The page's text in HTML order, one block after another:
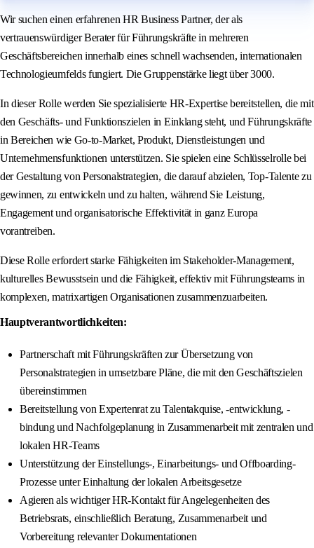
Wir suchen einen erfahrenen HR Business Partner, der als
vertrauenswürdiger Berater für Führungskräfte in mehreren
Geschäftsbereichen innerhalb eines schnell wachsenden, internationalen
Technologieumfelds fungiert. Die Gruppenstärke liegt über 3000.
In dieser Rolle werden Sie spezialisierte HR-Expertise bereitstellen, die mit
den Geschäfts- und Funktionszielen in Einklang steht, und Führungskräfte
in Bereichen wie Go-to-Market, Produkt, Dienstleistungen und
Unternehmensfunktionen unterstützen. Sie spielen eine Schlüsselrolle bei
der Gestaltung von Personalstrategien, die darauf abzielen, Top-Talente zu
gewinnen, zu entwickeln und zu halten, während Sie Leistung,
Engagement und organisatorische Effektivität in ganz Europa
vorantreiben.
Diese Rolle erfordert starke Fähigkeiten im Stakeholder-Management,
kulturelles Bewusstsein und die Fähigkeit, effektiv mit Führungsteams in
komplexen, matrixartigen Organisationen zusammenzuarbeiten.
Hauptverantwortlichkeiten:
Partnerschaft mit Führungskräften zur Übersetzung von
Personalstrategien in umsetzbare Pläne, die mit den Geschäftszielen
übereinstimmen
Bereitstellung von Expertenrat zu Talentakquise, -entwicklung, -
bindung und Nachfolgeplanung in Zusammenarbeit mit zentralen und
lokalen HR-Teams
Unterstützung der Einstellungs-, Einarbeitungs- und Offboarding-
Prozesse unter Einhaltung der lokalen Arbeitsgesetze
Agieren als wichtiger HR-Kontakt für Angelegenheiten des
Betriebsrats, einschließlich Beratung, Zusammenarbeit und
Vorbereitung relevanter Dokumentationen